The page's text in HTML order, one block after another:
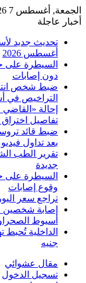
الجمعة, أغسطس 7 2026
أخبار عاجلة
أغسطس 2026
السيطرة على
دون إصابات
ضبط شخص
التراخيص في
إحالة
تفاصيل
ضبط قائد
بعد تداول
تقرير الطب
جديدة
السيطرة
وقوع إصابات
تراجع سعر
إصابة شخصين
أسيوط
جنيه
مقال عشوائي
تسجيل الدخول